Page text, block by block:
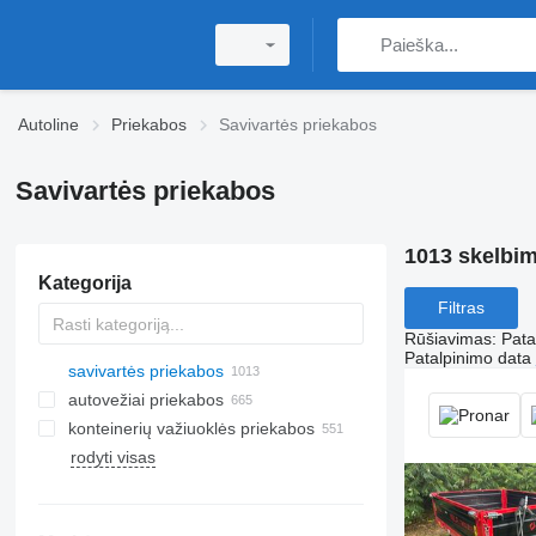
Autoline Priekabos Savivartės priekabos
Savivartės priekabos
Kategorija
savivartės priekabos
autovežiai priekabos
konteinerių važiuoklės priekabos
rodyti visas
1013
Filtras
Rūšiavimas:
Patalpinimo data